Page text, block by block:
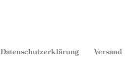
Datenschutzerklärung Versand